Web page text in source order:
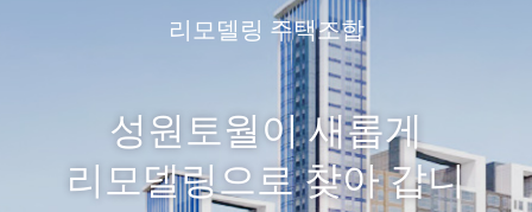
리모델링 주택조합
성원토월이 새롭게
리모델링으로 찾아 갑니